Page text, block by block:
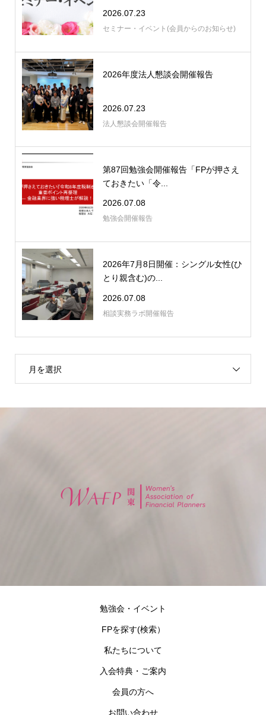
2026.07.23
セミナー・イベント(会員からのお知らせ)
2026年度法人懇談会開催報告
2026.07.23
法人懇談会開催報告
第87回勉強会開催報告「FPが押さえ
ておきたい「令...
2026.07.08
勉強会開催報告
2026年7月8日開催：シングル女性(ひ
とり親含む)の...
2026.07.08
相談実務ラボ開催報告
月を選択
勉強会・イベント
FPを探す(検索）
私たちについて
入会特典・ご案内
会員の方へ
お問い合わせ